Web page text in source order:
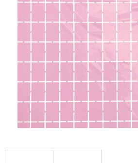
hvězdiček.